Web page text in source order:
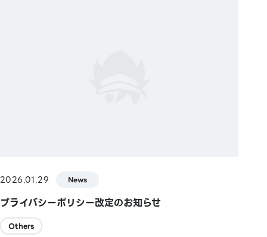
2026.01.29 News
プライバシーポリシー改定のお知らせ
Others